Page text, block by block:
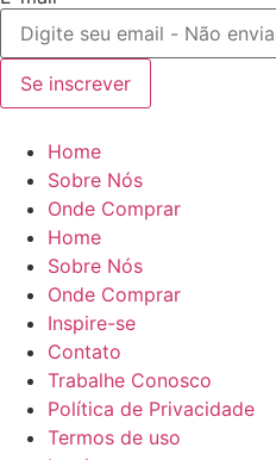
Se inscrever
Home
Sobre Nós
Onde Comprar
Home
Sobre Nós
Onde Comprar
Inspire-se
Contato
Trabalhe Conosco
Política de Privacidade
Termos de uso